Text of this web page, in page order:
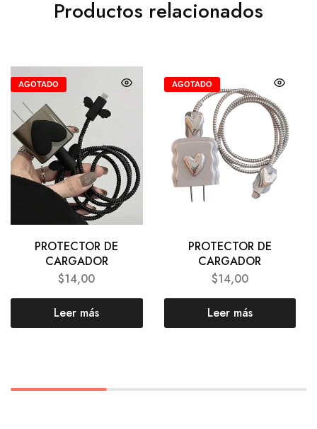
Productos relacionados
AGOTADO
PROTECTOR DE
CARGADOR
$14,00
Leer más
AGOTADO
PROTECTOR DE
CARGADOR
$14,00
Leer más